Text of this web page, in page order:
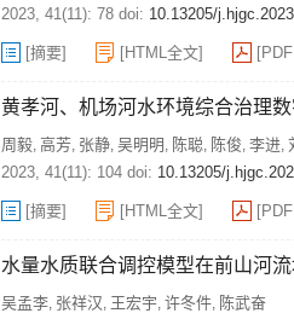
2023, 41(11): 78 doi: 10.13205/
[摘要] [HTML全文]
黄孝河、机场河水环境综合治理
周毅 高芳 张静 吴明明 陈聪 陈俊 李进
2023, 41(11): 104 doi: 10.13205/
[摘要] [HTML全文]
水量水质联合调控模型在前山河流
吴孟李 张祥汉 王宏宇 许冬件 陈武奋